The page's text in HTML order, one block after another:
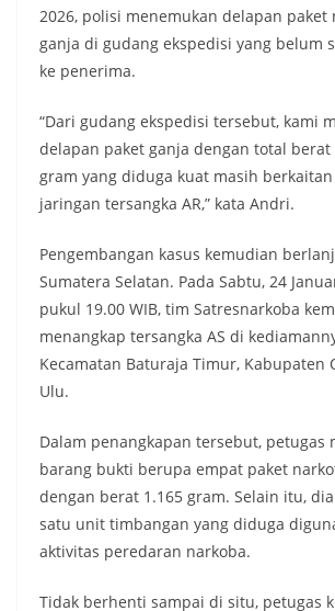
2026, polisi menemukan delapan paket
ganja di gudang ekspedisi yang belum
ke penerima.
“Dari gudang ekspedisi tersebut, kami
delapan paket ganja dengan total
gram yang diduga kuat masih
jaringan tersangka AR,” kata Andri.
Pengembangan kasus kemudian
Sumatera Selatan. Pada Sabtu, 24
pukul 19.00 WIB, tim Satresnarkoba
menangkap tersangka AS di
Kecamatan Baturaja Timur, Kabupaten
Ulu.
Dalam penangkapan tersebut, petugas
barang bukti berupa empat paket
dengan berat 1.165 gram. Selain itu,
satu unit timbangan yang diduga
aktivitas peredaran narkoba.
Tidak berhenti sampai di situ, petugas